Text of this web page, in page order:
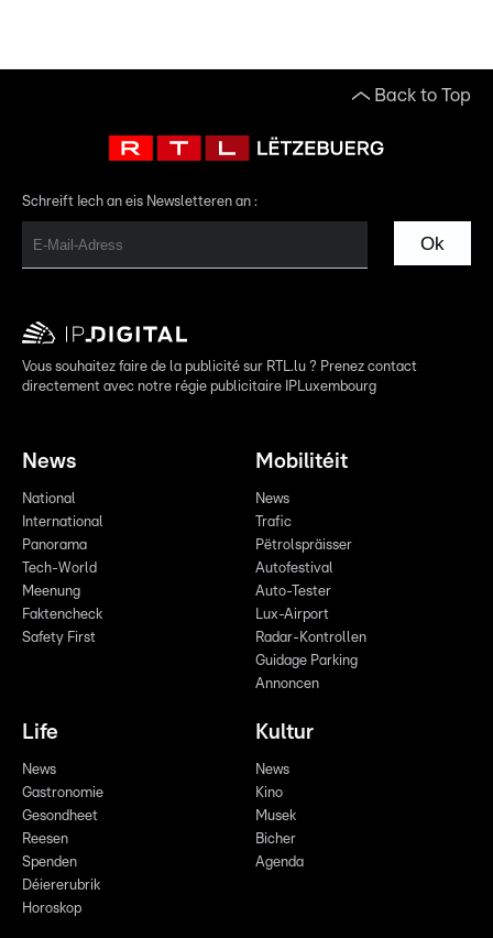
Back to Top
Schreift Iech an eis Newsletteren an :
Ok
Vous souhaitez faire de la publicité sur RTL.lu ? Prenez contact
directement avec notre régie publicitaire IPLuxembourg
News
National
International
Panorama
Tech-World
Meenung
Faktencheck
Safety First
Mobilitéit
News
Trafic
Pëtrolspräisser
Autofestival
Auto-Tester
Lux-Airport
Radar-Kontrollen
Guidage Parking
Annoncen
Life
News
Gastronomie
Gesondheet
Reesen
Spenden
Déiererubrik
Horoskop
Kultur
News
Kino
Musek
Bicher
Agenda